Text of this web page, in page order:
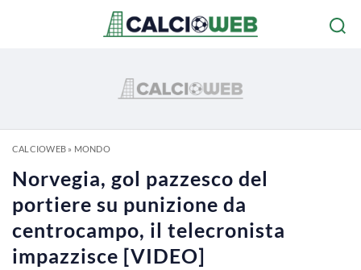
CALCIOWEB» MONDO
Norvegia, gol pazzesco del
portiere su punizione da
centrocampo, il telecronista
impazzisce [VIDEO]